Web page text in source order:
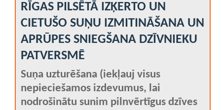
RĪGAS PILSĒTĀ IZĶERTO UN
CIETUŠO SUŅU IZMITINĀŠANA UN
APRŪPES SNIEGŠANA DZĪVNIEKU
PATVERSMĒ
Suņa uzturēšana (iekļauj visus
nepieciešamos izdevumus, lai
nodrošinātu sunim pilnvērtīgus dzīves